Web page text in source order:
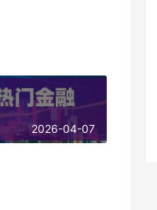
2026-04-07